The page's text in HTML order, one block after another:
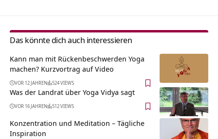
Das könnte dich auch interessieren
Kann man mit Rückenbeschwerden Yoga
machen? Kurzvortrag auf Video
VOR 12 JAHREN 524 VIEWS
Was der Landrat über Yoga Vidya sagt
VOR 16 JAHREN 512 VIEWS
Konzentration und Meditation – Tägliche
Inspiration